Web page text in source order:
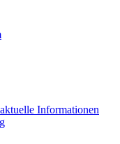
Informationen